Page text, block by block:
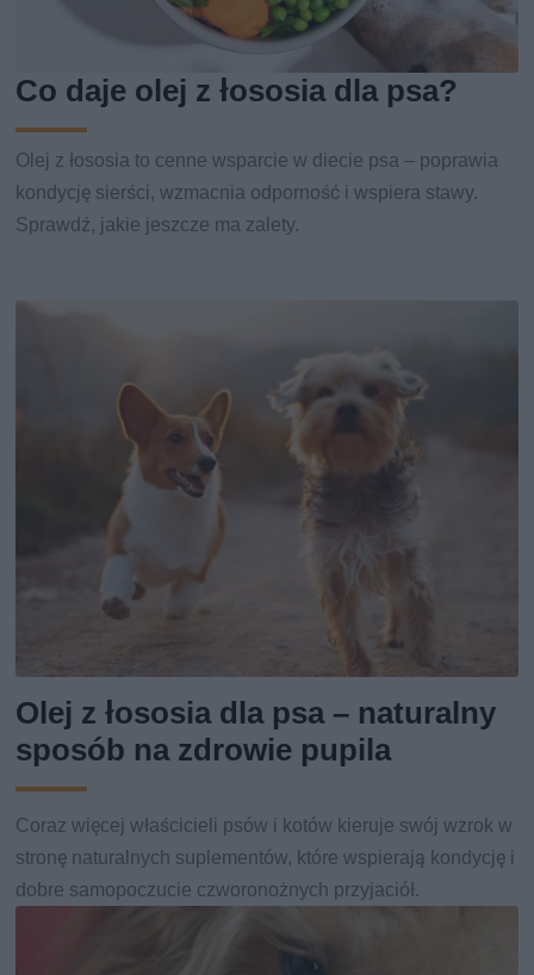
Co daje olej z łososia dla psa?
Olej z łososia to cenne wsparcie w diecie psa – poprawia
kondycję sierści, wzmacnia odporność i wspiera stawy.
Sprawdź, jakie jeszcze ma zalety.
Olej z łososia dla psa – naturalny
sposób na zdrowie pupila
Coraz więcej właścicieli psów i kotów kieruje swój wzrok w
stronę naturalnych suplementów, które wspierają kondycję i
dobre samopoczucie czworonożnych przyjaciół.